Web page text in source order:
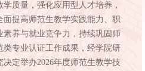
学质量，强化应用型人才培养，
面提高师范生教学实践能力、职
素养与就业竞争力，持续巩固师
类专业认证工作成果，经学院研
决定举办2026年度师范生教学技